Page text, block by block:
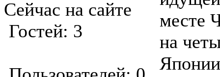
Сейчас на сайте
Гостей: 3
месте
на